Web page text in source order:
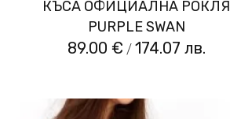
КЪСА ОФИЦИАЛНА РОКЛЯ
PURPLE SWAN
89.00 € /174.07 лв.